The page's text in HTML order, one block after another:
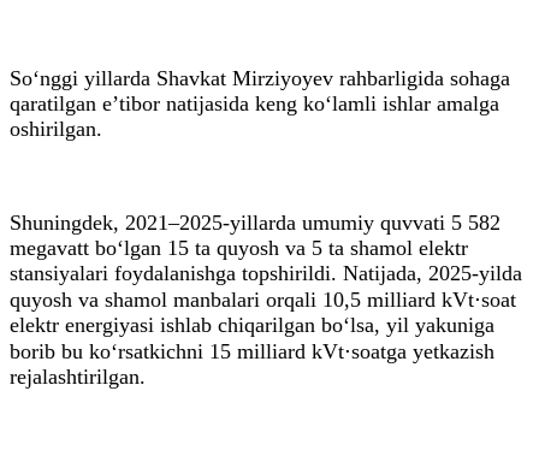
So‘nggi yillarda Shavkat Mirziyoyev rahbarligida sohaga
qaratilgan e’tibor natijasida keng ko‘lamli ishlar amalga
oshirilgan.
Shuningdek, 2021–2025-yillarda umumiy quvvati 5 582
megavatt bo‘lgan 15 ta quyosh va 5 ta shamol elektr
stansiyalari foydalanishga topshirildi. Natijada, 2025-yilda
quyosh va shamol manbalari orqali 10,5 milliard kVt⋅soat
elektr energiyasi ishlab chiqarilgan bo‘lsa, yil yakuniga
borib bu ko‘rsatkichni 15 milliard kVt⋅soatga yetkazish
rejalashtirilgan.